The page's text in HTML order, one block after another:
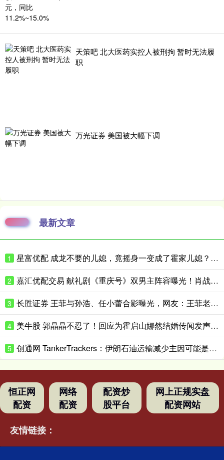
天策吧 北大医药实控人被刑拘 暂时无法履
职
万光证券 美国被大幅下调
最新文章
1 星富优配 成龙不要的儿媳，竟摇身一变成了霍家儿媳？感到意外的何止他一人
2 嘉汇优配交易 献礼剧《重庆号》双男主阵容曝光！肖战无缝衔接进组，搭档老顶流
3 长胜证券 王菲与孙浩、任小蕾合影曝光，网友：王菲老了，眼角下垂皱纹明显
4 美牛股 郭晶晶不忍了！回应为霍启山娜然结婚传闻发声之事，我们都被骗了
5 创通网 TankerTrackers：伊朗石油运输减少主因可能是泄漏事故 而非美国封锁
恒正网
配资
网络
配资
配资炒
股平台
网上正规实盘
配资网站
友情链接：